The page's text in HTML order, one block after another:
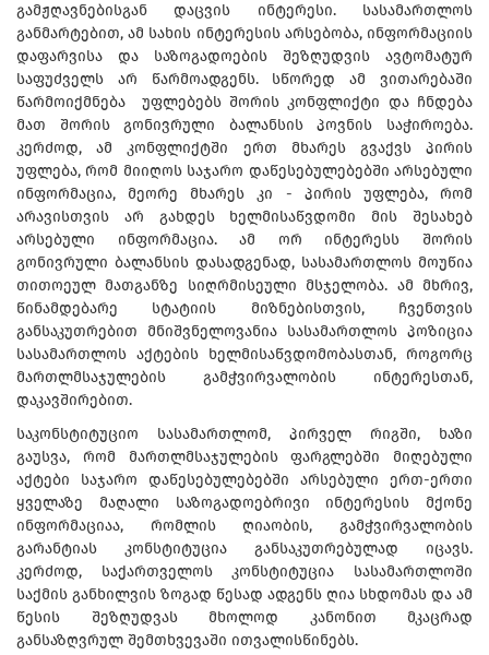
გამჟღავნებისგან დაცვის ინტერესი. სასამართლოს
განმარტებით, ამ სახის ინტერესის არსებობა, ინფორმაციის
დაფარვისა და საზოგადოების შეზღუდვის ავტომატურ
საფუძველს არ წარმოადგენს. სწორედ ამ ვითარებაში
წარმოიქმნება უფლებებს შორის კონფლიქტი და ჩნდება
მათ შორის გონივრული ბალანსის პოვნის საჭიროება.
კერძოდ, ამ კონფლიქტში ერთ მხარეს გვაქვს პირის
უფლება, რომ მიიღოს საჯარო დაწესებულებებში არსებული
ინფორმაცია, მეორე მხარეს კი - პირის უფლება, რომ
არავისთვის არ გახდეს ხელმისაწვდომი მის შესახებ
არსებული ინფორმაცია. ამ ორ ინტერესს შორის
გონივრული ბალანსის დასადგენად, სასამართლოს მოუწია
თითოეულ მათგანზე სიღრმისეული მსჯელობა. ამ მხრივ,
წინამდებარე სტატიის მიზნებისთვის, ჩვენთვის
განსაკუთრებით მნიშვნელოვანია სასამართლოს პოზიცია
სასამართლოს აქტების ხელმისაწვდომობასთან, როგორც
მართლმსაჯულების გამჭვირვალობის ინტერესთან,
დაკავშირებით.
საკონსტიტუციო სასამართლომ, პირველ რიგში, ხაზი
გაუსვა, რომ მართლმსაჯულების ფარგლებში მიღებული
აქტები საჯარო დაწესებულებებში არსებული ერთ-ერთი
ყველაზე მაღალი საზოგადოებრივი ინტერესის მქონე
ინფორმაციაა, რომლის ღიაობის, გამჭვირვალობის
გარანტიას კონსტიტუცია განსაკუთრებულად იცავს.
კერძოდ, საქართველოს კონსტიტუცია სასამართლოში
საქმის განხილვის ზოგად წესად ადგენს ღია სხდომას და ამ
წესის შეზღუდვას მხოლოდ კანონით მკაცრად
განსაზღვრულ შემთხვევაში ითვალისწინებს.